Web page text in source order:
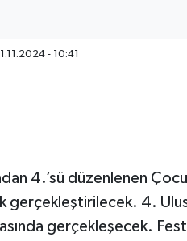
- 10:41
4.’sü düzenlenen
gerçekleştirilecek. 4.
gerçekleşecek.